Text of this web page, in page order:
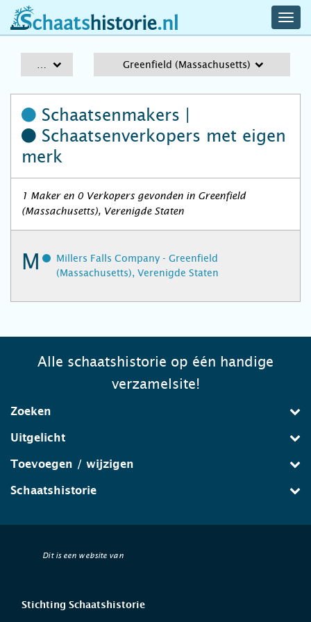
schaatshistorie.nl
Greenfield (Massachusetts)
Schaatsenmakers |
Schaatsenverkopers met eigen
merk
1 Maker en 0 Verkopers gevonden in Greenfield
(Massachusetts), Verenigde Staten
M
Millers Falls Company - Greenfield
(Massachusetts), Verenigde Staten
Alle schaatshistorie op één handige
verzamelsite!
Zoeken
Uitgelicht
Toevoegen / wijzigen
Schaatshistorie
Dit is een website van
Stichting Schaatshistorie